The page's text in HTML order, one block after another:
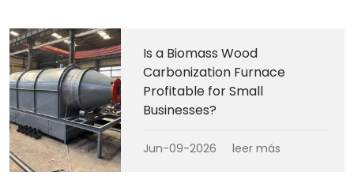
Is a Biomass Wood
Carbonization Furnace
Profitable for Small
Businesses?
Jun-09-2026 leer más